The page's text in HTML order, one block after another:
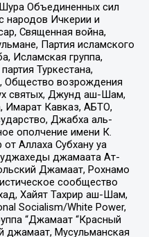
Объединенных сил
народов Ичкерии и
Священная война,
Партия исламского
Исламская группа,
Туркестана,
Общество возрождения
святых, Джунд аш-Шам,
Имарат Кавказ, АБТО,
Джабха аль-
ополчение имени К.
Аллаха Субхану уа
джамаата Ат-
Джамаат, Рохнамо
сообщество
Хайят Тахрир аш-Шам,
Socialism/White Power,
“Джамаат “Красный
джамаат, Мусульманская